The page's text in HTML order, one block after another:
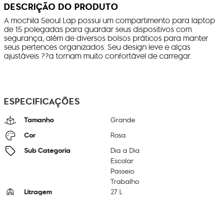
DESCRIÇÃO DO PRODUTO
A mochila Seoul Lap possui um compartimento para laptop
de 15 polegadas para guardar seus dispositivos com
segurança, além de diversos bolsos práticos para manter
seus pertences organizados. Seu design leve e alças
ajustáveis ??a tornam muito confortável de carregar.
ESPECIFICAÇÕES
Tamanho Grande
Cor Rosa
Sub Categoria
Dia a Dia
Escolar
Passeio
Trabalho
Litragem 27 L